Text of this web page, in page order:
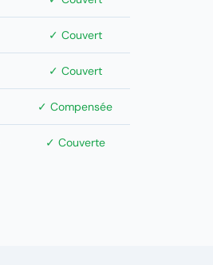
✓ Couvert
✓ Couvert
✓ Compensée
✓ Couverte